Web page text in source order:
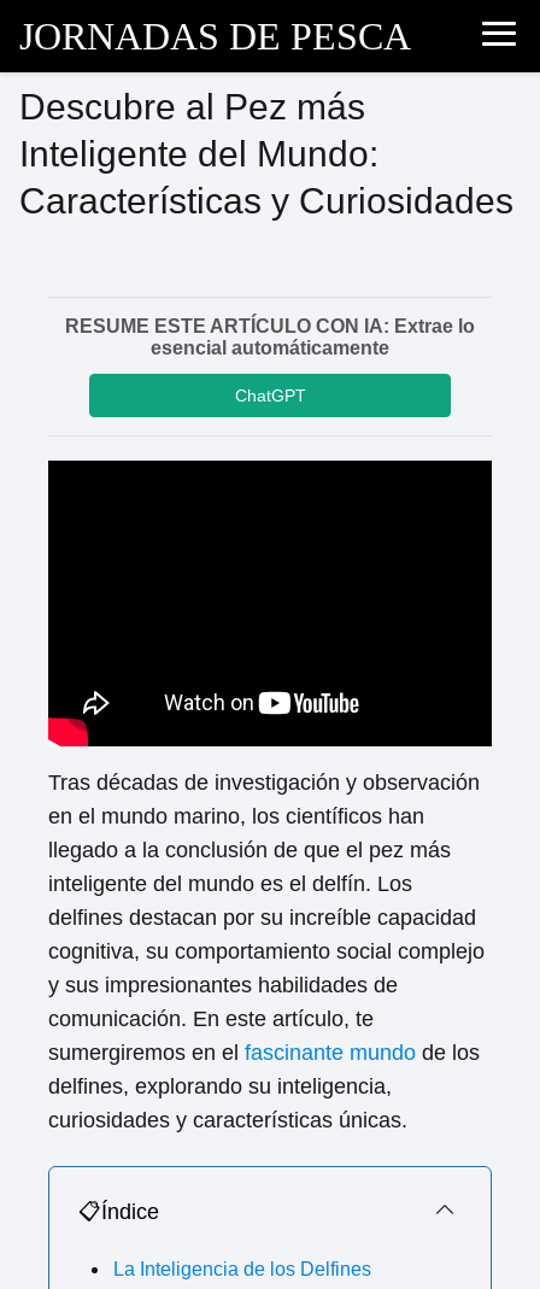
JORNADAS DE PESCA
Descubre al Pez más
Inteligente del Mundo:
Características y Curiosidades
RESUME ESTE ARTÍCULO CON IA: Extrae lo
esencial automáticamente
ChatGPT
Tras décadas de investigación y observación
en el mundo marino, los científicos han
llegado a la conclusión de que el pez más
inteligente del mundo es el delfín. Los
delfines destacan por su increíble capacidad
cognitiva, su comportamiento social complejo
y sus impresionantes habilidades de
comunicación. En este artículo, te
sumergiremos en el fascinante mundo de los
delfines, explorando su inteligencia,
curiosidades y características únicas.
📋Índice
La Inteligencia de los Delfines